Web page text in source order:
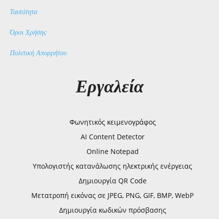
Ταυτότητα
Όροι Χρήσης
Πολιτική Απορρήτου
Εργαλεία
Φωνητικός κειμενογράφος
AI Content Detector
Online Notepad
Υπολογιστής κατανάλωσης ηλεκτρικής ενέργειας
Δημιουργία QR Code
Μετατροπή εικόνας σε JPEG, PNG, GIF, BMP, WebP
Δημιουργία κωδικών πρόσβασης